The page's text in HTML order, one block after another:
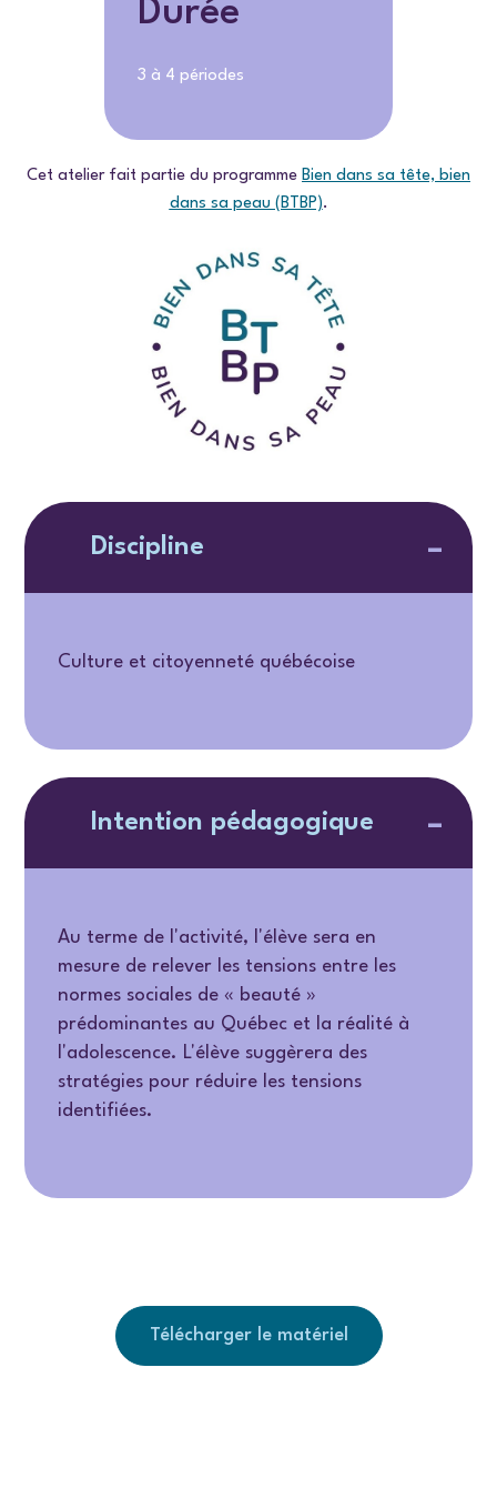
Durée
3 à 4 périodes
Cet atelier fait partie du programme Bien dans sa tête, bien
dans sa peau (BTBP).
Discipline
Culture et citoyenneté québécoise
Intention pédagogique
Au terme de l'activité, l'élève sera en
mesure de relever les tensions entre les
normes sociales de « beauté »
prédominantes au Québec et la réalité à
l'adolescence. L'élève suggèrera des
stratégies pour réduire les tensions
identifiées.
Télécharger le matériel